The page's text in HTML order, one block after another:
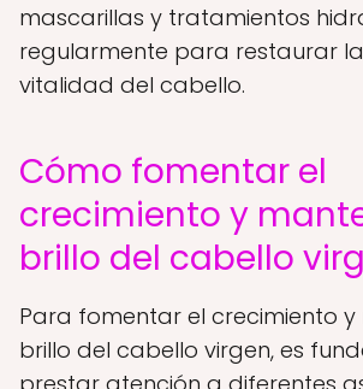
mascarillas y tratamientos
regularmente para restaurar
vitalidad del cabello.
Cómo fomentar el
crecimiento y
brillo del cabello
Para fomentar el crecimiento y
brillo del cabello virgen, es